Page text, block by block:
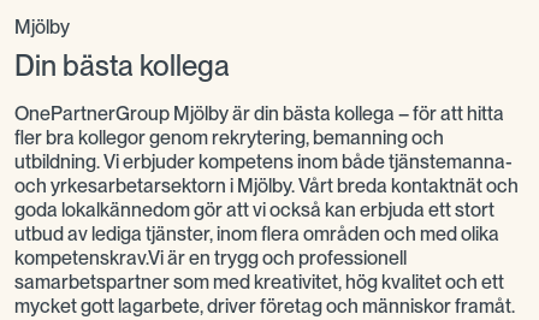
Mjölby
Din bästa kollega
OnePartnerGroup Mjölby är din bästa kollega – för att hitta
fler bra kollegor genom rekrytering, bemanning och
utbildning. Vi erbjuder kompetens inom både tjänstemanna-
och yrkesarbetarsektorn i Mjölby. Vårt breda kontaktnät och
goda lokalkännedom gör att vi också kan erbjuda ett stort
utbud av lediga tjänster, inom flera områden och med olika
kompetenskrav.Vi är en trygg och professionell
samarbetspartner som med kreativitet, hög kvalitet och ett
mycket gott lagarbete, driver företag och människor framåt.